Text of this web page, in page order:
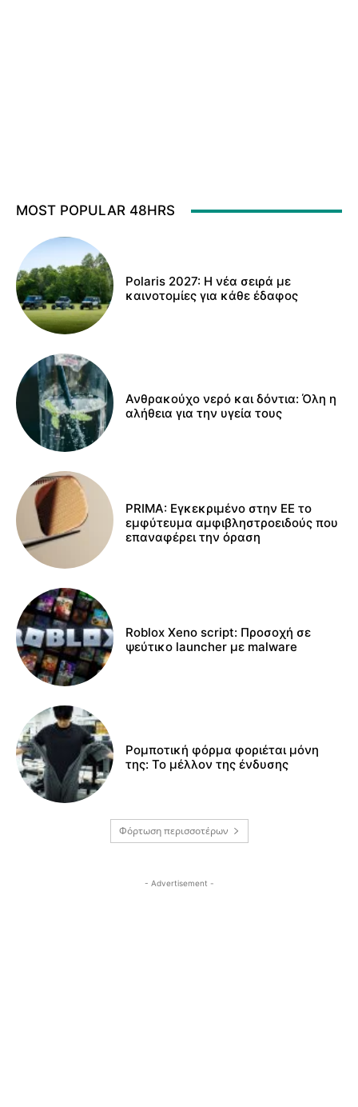
MOST POPULAR 48HRS
Polaris 2027: Η νέα σειρά με
καινοτομίες για κάθε έδαφος
Ανθρακούχο νερό και δόντια: Όλη η
αλήθεια για την υγεία τους
PRIMA: Εγκεκριμένο στην ΕΕ το
εμφύτευμα αμφιβληστροειδούς που
επαναφέρει την όραση
Roblox Xeno script: Προσοχή σε
ψεύτικο launcher με malware
Ρομποτική φόρμα φοριέται μόνη
της: Το μέλλον της ένδυσης
Φόρτωση περισσοτέρων
- Advertisement -